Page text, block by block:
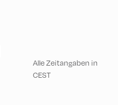
Alle Zeitangaben in
CEST